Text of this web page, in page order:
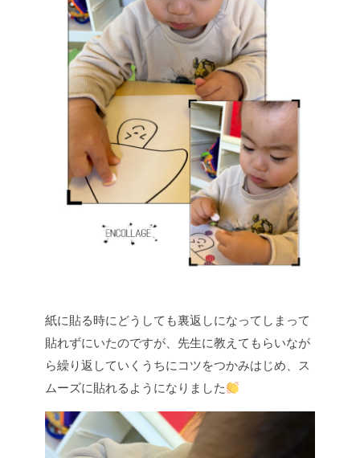
紙に貼る時にどうしても裏返しになってしまって
貼れずにいたのですが、先生に教えてもらいなが
ら繰り返していくうちにコツをつかみはじめ、ス
ムーズに貼れるようになりました